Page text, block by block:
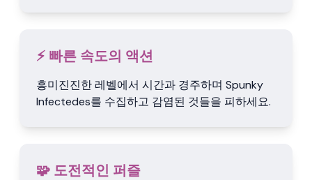
⚡ 빠른 속도의 액션
흥미진진한 레벨에서 시간과 경주하며 Spunky
Infectedes를 수집하고 감염된 것들을 피하세요.
🧩 도전적인 퍼즐